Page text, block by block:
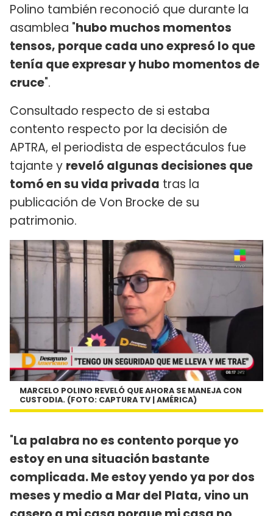
Polino también reconoció que durante la
asamblea "hubo muchos momentos
tensos, porque cada uno expresó lo que
tenía que expresar y hubo momentos de
cruce".
Consultado respecto de si estaba
contento respecto por la decisión de
APTRA, el periodista de espectáculos fue
tajante y reveló algunas decisiones que
tomó en su vida privada tras la
publicación de Von Brocke de su
patrimonio.
MARCELO POLINO REVELÓ QUE AHORA SE MANEJA CON
CUSTODIA. (FOTO: CAPTURA TV | AMÉRICA)
"La palabra no es contento porque yo
estoy en una situación bastante
complicada. Me estoy yendo ya por dos
meses y medio a Mar del Plata, vino un